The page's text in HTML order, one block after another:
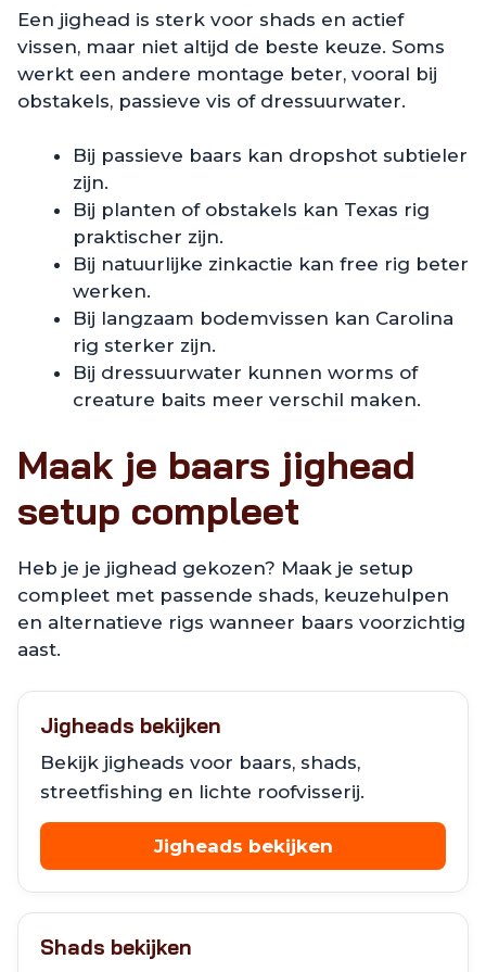
Een jighead is sterk voor shads en actief
vissen, maar niet altijd de beste keuze. Soms
werkt een andere montage beter, vooral bij
obstakels, passieve vis of dressuurwater.
Bij passieve baars kan dropshot subtieler
zijn.
Bij planten of obstakels kan Texas rig
praktischer zijn.
Bij natuurlijke zinkactie kan free rig beter
werken.
Bij langzaam bodemvissen kan Carolina
rig sterker zijn.
Bij dressuurwater kunnen worms of
creature baits meer verschil maken.
Maak je baars jighead
setup compleet
Heb je je jighead gekozen? Maak je setup
compleet met passende shads, keuzehulpen
en alternatieve rigs wanneer baars voorzichtig
aast.
Jigheads bekijken
Bekijk jigheads voor baars, shads,
streetfishing en lichte roofvisserij.
Jigheads bekijken
Shads bekijken